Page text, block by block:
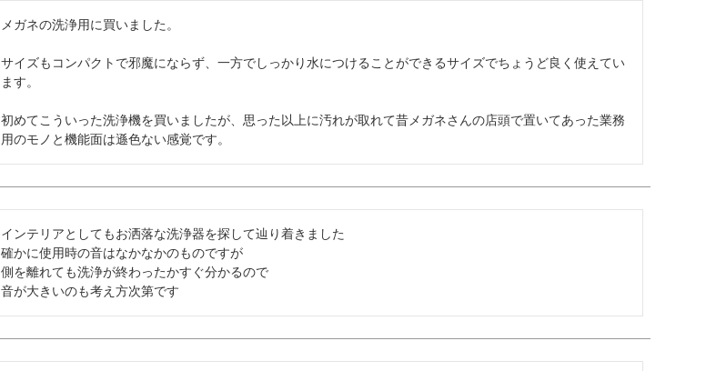
メガネの洗浄用に買いました。
サイズもコンパクトで邪魔にならず、一方でしっかり水につけることができるサイズでちょうど良く使えてい
ます。
初めてこういった洗浄機を買いましたが、思った以上に汚れが取れて昔メガネさんの店頭で置いてあった業務
用のモノと機能面は遜色ない感覚です。
インテリアとしてもお洒落な洗浄器を探して辿り着きました
確かに使用時の音はなかなかのものですが
側を離れても洗浄が終わったかすぐ分かるので
音が大きいのも考え方次第です